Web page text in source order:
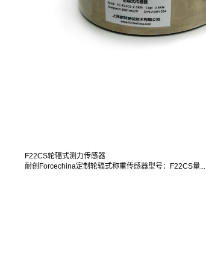
F22CS轮辐式测力传感器
耐创Forcechina定制轮辐式称重传感器型号：F22CS量...